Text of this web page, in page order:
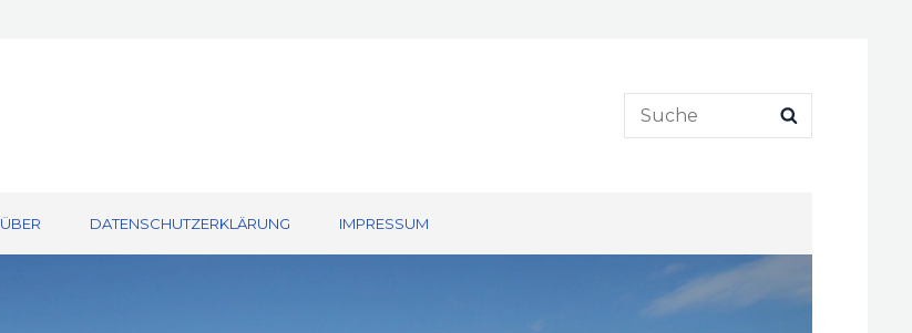
Search
for:
ÜBER DATENSCHUTZERKLÄRUNG IMPRESSUM